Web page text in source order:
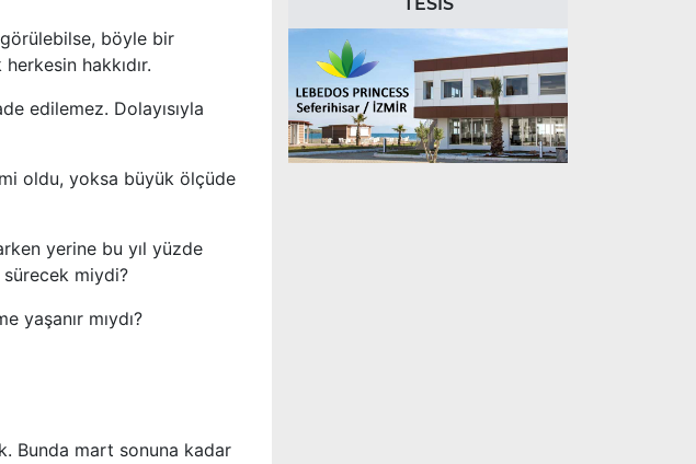
böyle bir
hakkıdır.
edilemez. Dolayısıyla
mi oldu, yoksa büyük ölçüde
yerine bu yıl yüzde
sürecek miydi?
yaşanır mıydı?
Bunda mart sonuna kadar